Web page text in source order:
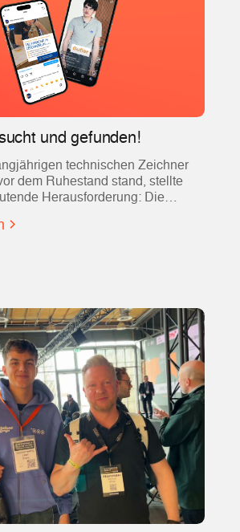
und gefunden!
technischen Zeichner
dem Ruhestand stand, stellte
Herausforderung: Die
AutoCAD mitbrachte, sondern